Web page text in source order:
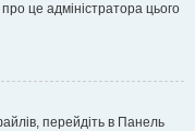
це адміністратора цього
перейдіть в Панель